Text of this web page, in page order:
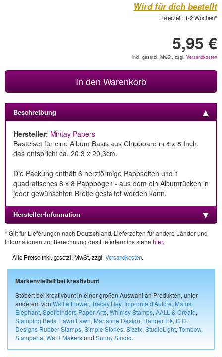
Wird für dich bestellt
Lieferzeit: 1-2 Wochen*
5,95 €
inkl. gesetzl. MwSt, zzgl. Versandkosten
In den Warenkorb
Beschreibung
Hersteller: Mintay Papers
Bastelset für eine Album Basis aus Chipboard in 8 x 8 Inch,
das entspricht ca. 20,3 x 20,3cm.
Die Packung enthält 6 herzförmige Pappseiten und 1
quadratisches 8 x 8 Pappbogen - aus dem ein Albumrücken in
jeder gewünschten Breite gestaltet werden kann.
Hersteller-Information
* Gilt für Lieferungen nach Deutschland. Lieferzeiten für andere Länder und
Informationen zur Berechnung des Liefertermins siehe hier.
Alle Preise inkl. gesetzl. MwSt, zzgl. Versandkosten.
Markenvielfalt bei kreativbunt
Stöbert bei kreativbunt in einer großen Auswahl an Produkten, unter
anderem von Waffle Flower, Tracey Hey, Impronte d'Autore, Mama
Elephant, Spellbinders Paper Arts, Whimsy Stamps, AALL & Create,
Stamping Bella, Lawn Fawn, Marianne Design, Ranger Ink, C.C.
Designs Rubber Stamps, Simple Stories, Sizzix, StudioLight, Tombow,
Stamperia, We R Makersund Sunny Studio.